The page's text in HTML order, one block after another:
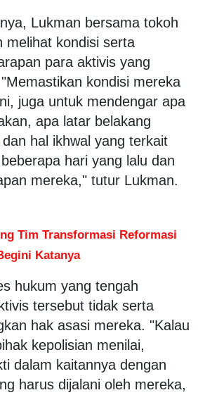
Lukman bersama tokoh
melihat kondisi serta
para aktivis yang
kondisi mereka
juga untuk mendengar apa
apa latar belakang
hal ikhwal yang terkait
hari yang lalu dan
mereka," tutur Lukman.
Tim Transformasi Reformasi
Katanya
hukum yang tengah
tersebut tidak serta
hak asasi mereka. "Kalau
kepolisian menilai,
dalam kaitannya dengan
harus dijalani oleh mereka,